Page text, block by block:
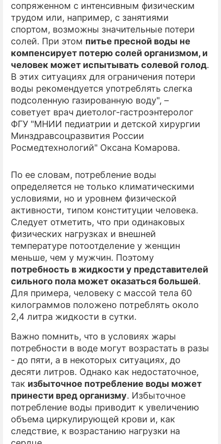
сопряженном с интенсивным физическим
трудом или, например, с занятиями
спортом, возможны значительные потери
солей. При этом питье пресной воды не
компенсирует потерю солей организмом, и
человек может испытывать солевой голод.
В этих ситуациях для ограничения потери
воды рекомендуется употреблять слегка
подсоленную газированную воду", –
советует врач диетолог-гастроэнтеролог
ФГУ "МНИИ педиатрии и детской хирургии
Минздравсоцразвития России
Росмедтехнологий" Оксана Комарова.
По ее словам, потребление воды
определяется не только климатическими
условиями, но и уровнем физической
активности, типом конституции человека.
Следует отметить, что при одинаковых
физических нагрузках и внешней
температуре потоотделение у женщин
меньше, чем у мужчин. Поэтому
потребность в жидкости у представителей
сильного пола может оказаться большей.
Для примера, человеку с массой тела 60
килограммов положено потреблять около
2,4 литра жидкости в сутки.
Важно помнить, что в условиях жары
потребности в воде могут возрастать в разы
- до пяти, а в некоторых ситуациях, до
десяти литров. Однако как недостаточное,
так избыточное потребление воды может
принести вред организму. Избыточное
потребление воды приводит к увеличению
объема циркулирующей крови и, как
следствие, к возрастанию нагрузки на